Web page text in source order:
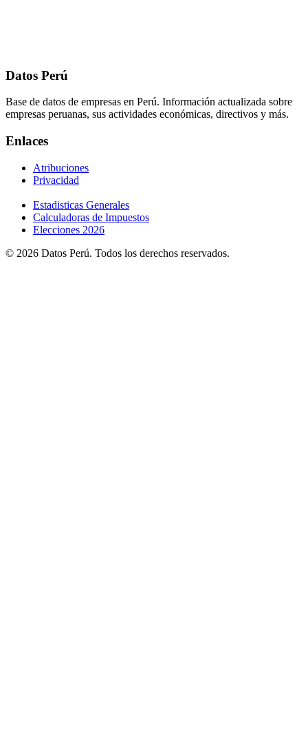
Datos Perú
Base de datos de empresas en Perú. Información actualizada sobre
empresas peruanas, sus actividades económicas, directivos y más.
Enlaces
Atribuciones
Privacidad
Estadisticas Generales
Calculadoras de Impuestos
Elecciones 2026
© 2026 Datos Perú. Todos los derechos reservados.